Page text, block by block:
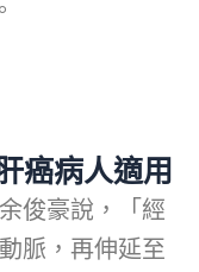
癌病人適用
俊豪說，「經
脈，再伸延至